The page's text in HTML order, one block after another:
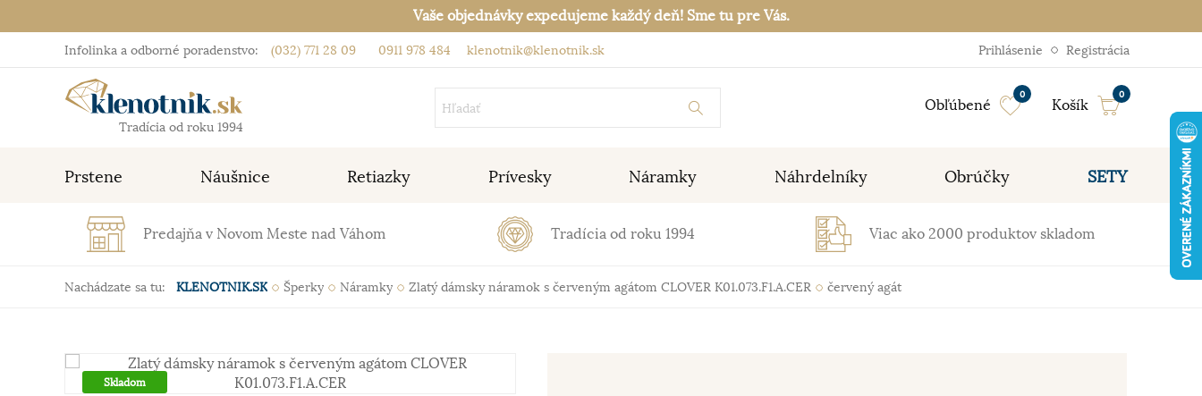
Vaše objednávky expedujeme každý deň! Sme tu pre Vás.
Infolinka a odborné poradenstvo: (032) 771 28 09 0911 978 484 klenotnik@klenotnik.sk Prihlásenie Registrácia
Tradícia od roku 1994
Obľúbené
0
Košík
0
Prstene Náušnice Retiazky Prívesky Náramky Náhrdelníky Obrúčky SETY
Predajňa v Novom Meste nad Váhom Tradícia od roku 1994 Viac ako 2000 produktov skladom
Nachádzate sa tu: KLENOTNIK.SK Šperky Náramky Zlatý dámsky náramok s červeným agátom CLOVER K01.073.F1.A.CER červený agát
Skladom